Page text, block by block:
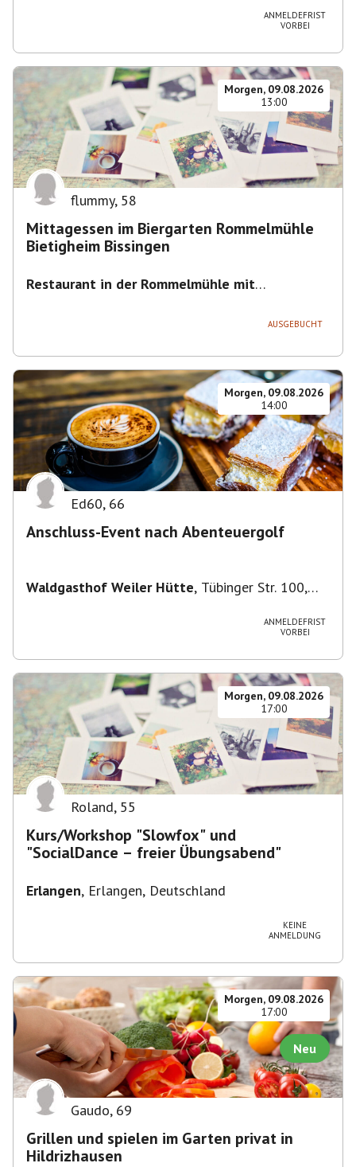
ANMELDEFRIST
VORBEI
Morgen, 09.08.2026
13:00
flummy, 58
Mittagessen im Biergarten Rommelmühle
Bietigheim Bissingen
Restaurant in der Rommelmühle mit
AUSGEBUCHT
Morgen, 09.08.2026
14:00
Ed60, 66
Anschluss-Event nach Abenteuergolf
Waldgasthof Weiler Hütte, Tübinger Str. 100,
ANMELDEFRIST
VORBEI
Morgen, 09.08.2026
17:00
Roland, 55
Kurs/Workshop "Slowfox" und
"SocialDance – freier Übungsabend"
Erlangen, Erlangen, Deutschland
KEINE
ANMELDUNG
Morgen, 09.08.2026
17:00
Neu
Gaudo, 69
Grillen und spielen im Garten privat in
Hildrizhausen